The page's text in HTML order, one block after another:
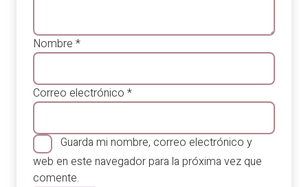
Nombre *
Correo electrónico *
Guarda mi nombre, correo electrónico y
web en este navegador para la próxima vez que
comente.